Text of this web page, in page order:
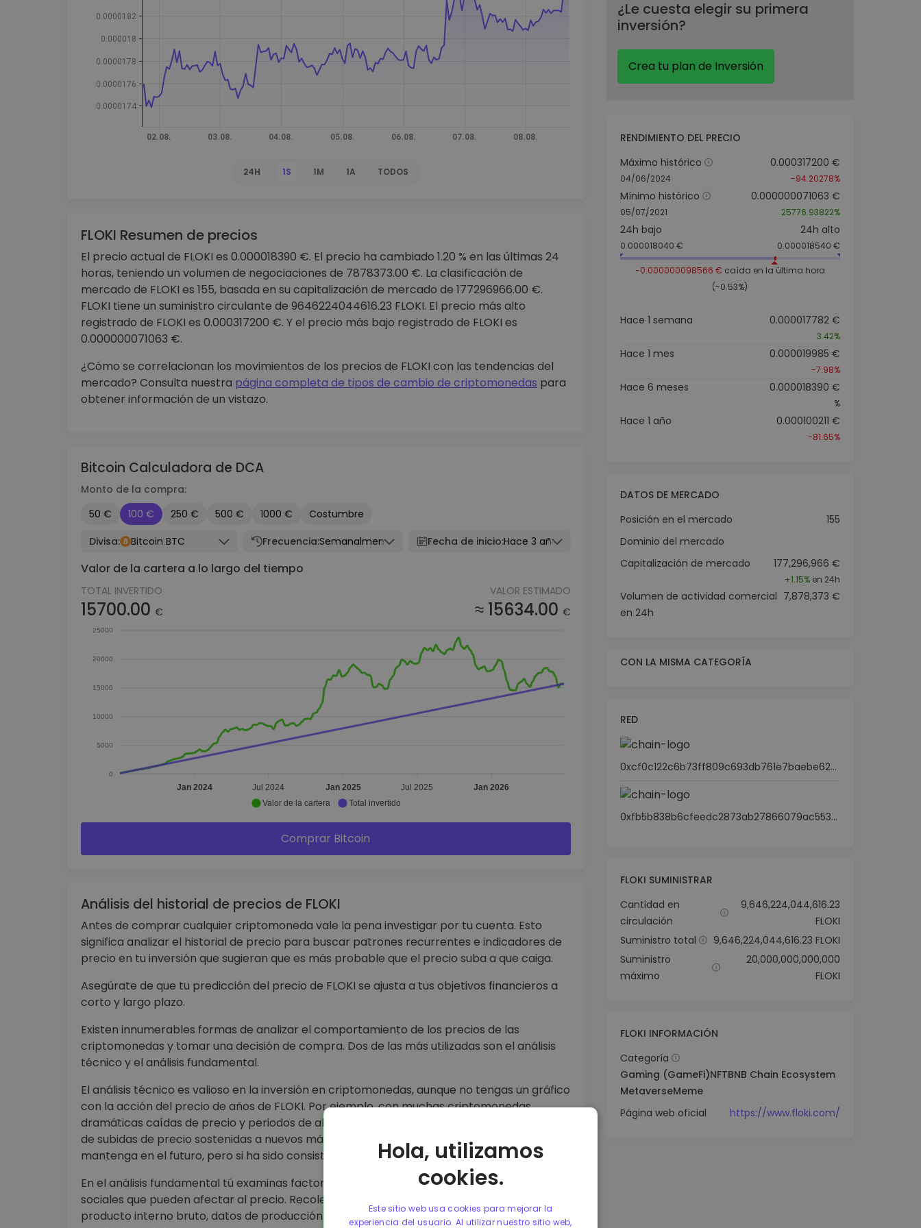
Explorador de inversiones
Encuentra tu estrategia cripto
24H 1S 1M 1A TODOS
FLOKI Resumen de precios
El precio actual de FLOKI es 0.000018390 €. El precio ha cambiado 1.20 % en las últimas 24
horas, teniendo un volumen de negociaciones de 7878373.00 €. La clasificación de
mercado de FLOKI es 155, basada en su capitalización de mercado de 177296966.00 €.
FLOKI tiene un suministro circulante de 9646224044616.23 FLOKI. El precio más alto
registrado de FLOKI es 0.000317200 €. Y el precio más bajo registrado de FLOKI es
0.000000071063 €.
¿Cómo se correlacionan los movimientos de los precios de FLOKI con las tendencias del
mercado? Consulta nuestra página completa de tipos de cambio de criptomonedas para
obtener información de un vistazo.
Bitcoin Calculadora de DCA
Monto de la compra:
50 €
100 € 250 € 500 € 1000 €
Costumbre
Divisa:
Bitcoin BTC Frecuencia:Semanalmente Fecha de inicio:Hace 3 años
Valor de la cartera a lo largo del tiempo
TOTAL INVERTIDO
15700.00 €
VALOR ESTIMADO
≈ 15634.00 €
25000
20000
15000
10000
5000
0
Jan 2024 Jul 2024 Jan 2025 Jul 2025 Jan 2026
Valor de la cartera Total invertido
Comprar Bitcoin
Análisis del historial de precios de FLOKI
Antes de comprar cualquier criptomoneda vale la pena investigar por tu cuenta. Esto
significa analizar el historial de precio para buscar patrones recurrentes e indicadores de
precio en tu inversión que sugieran que es más probable que el precio suba a que caiga.
Asegúrate de que tu predicción del precio de FLOKI se ajusta a tus objetivos financieros a
corto y largo plazo.
Existen innumerables formas de analizar el comportamiento de los precios de las
criptomonedas y tomar una decisión de compra. Dos de las más utilizadas son el análisis
técnico y el análisis fundamental.
El análisis técnico es valioso en la inversión en criptomonedas, aunque no tengas un gráfico
con la acción del precio de años de FLOKI. Por ejemplo, con muchas criptomonedas
dramáticas caídas de precio y periodos de alta volatilidad han sido seguidos por periodos
de subidas de precio sostenidas a nuevos máximos. No hay garantía de que el patrón se
mantenga en el futuro, pero si ha sido consistente en el pasado vale la pena considerarlo.
En el análisis fundamental tú examinas factores económicos, financieros, políticos y
sociales que pueden afectar al precio. Recolectas información acerca de tasas de interés,
producto interno bruto, datos de producción y tasas de desempleo para hacer
¿Le cuesta elegir su primera
inversión?
Crea tu plan de Inversión
RENDIMIENTO DEL PRECIO
Máximo histórico
04/06/2024
0.000317200 €
-94.20278%
Mínimo histórico
05/07/2021
0.000000071063 €
25776.93822%
24h bajo
0.000018040 €
24h alto
0.000018540 €
-0.000000098566 € caída en la última hora
(-0.53%)
Hace 1 semana 0.000017782 €
3.42%
Hace 1 mes 0.000019985 €
-7.98%
Hace 6 meses 0.000018390 €
%
Hace 1 año 0.000100211 €
-81.65%
DATOS DE MERCADO
Posición en el mercado
155
Dominio del mercado
Capitalización de mercado
177,296,966 €
+1.15%en 24h
Volumen de actividad comercial
en 24h
7,878,373 €
CON LA MISMA CATEGORÍA
RED
0xcf0c122c6b73ff809c693db761e7baebe62b6a2e
0xfb5b838b6cfeedc2873ab27866079ac55363d37e
FLOKI SUMINISTRAR
Cantidad en
circulación
9,646,224,044,616.23
FLOKI
Suministro total
9,646,224,044,616.23 FLOKI
Suministro
máximo
20,000,000,000,000
FLOKI
FLOKI INFORMACIÓN
Categoría
Gaming (GameFi)NFTBNB Chain Ecosystem
MetaverseMeme
Página web oficial
https://www.floki.com/
Hola, utilizamos
cookies.
Este sitio web usa cookies para mejorar la
experiencia del usuario. Al utilizar nuestro sitio web,